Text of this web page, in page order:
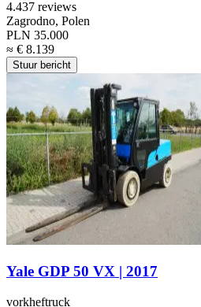
4.437 reviews
Zagrodno, Polen
PLN 35.000
≈ € 8.139
Stuur bericht
Yale GDP 50 VX | 2017
vorkheftruck